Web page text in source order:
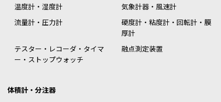
温度計・湿度計
気象計器・風速計
流量計・圧力計
硬度計・粘度計・回転計・膜
厚計
テスター・レコーダ・タイマ
ー・ストップウォッチ
融点測定装置
体積計・分注器